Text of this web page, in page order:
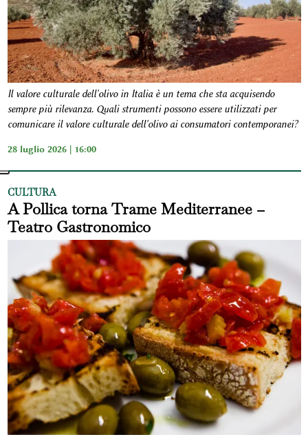
Il valore culturale dell'olivo in Italia è un tema che sta acquisendo
sempre più rilevanza. Quali strumenti possono essere utilizzati per
comunicare il valore culturale dell'olivo ai consumatori contemporanei?
28 luglio 2026 | 16:00
CULTURA
A Pollica torna Trame Mediterranee –
Teatro Gastronomico